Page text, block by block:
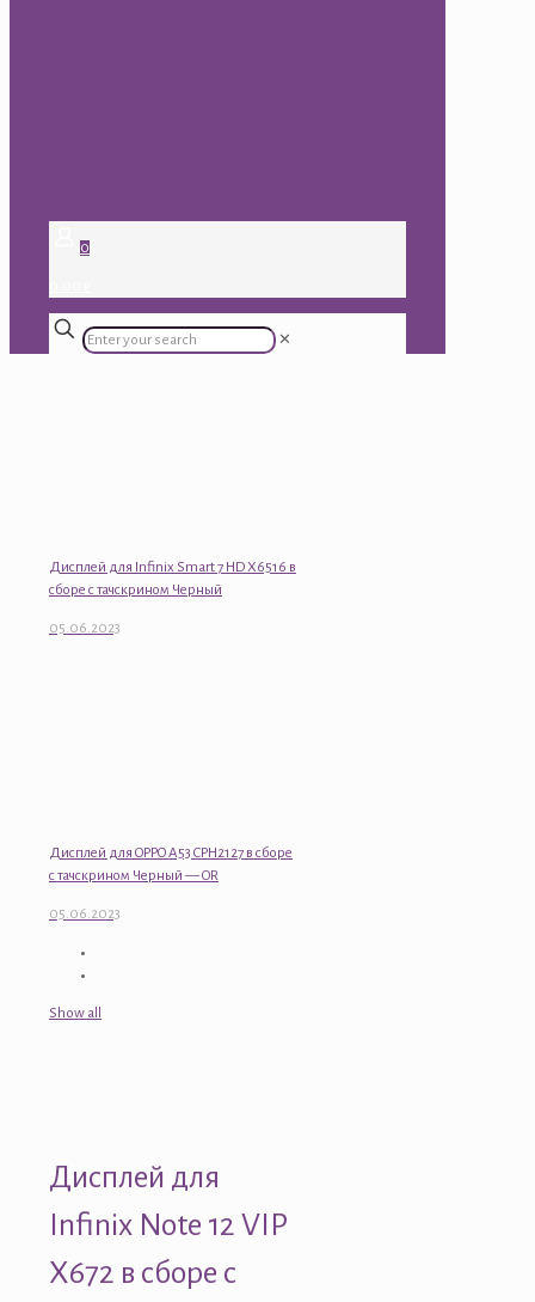
0
✕
Дисплей для Infinix Smart 7 HD X6516 в
сборе с тачскрином Черный
05.06.2023
Дисплей для OPPO A53 CPH2127 в сборе
с тачскрином Черный — OR
05.06.2023
Show all
Дисплей для
Infinix Note 12 VIP
X672 в сборе с